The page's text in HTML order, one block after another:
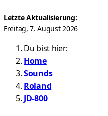
Letzte Aktualisierung:
Freitag, 7. August 2026
Du bist hier:
Home
Sounds
Roland
JD-800